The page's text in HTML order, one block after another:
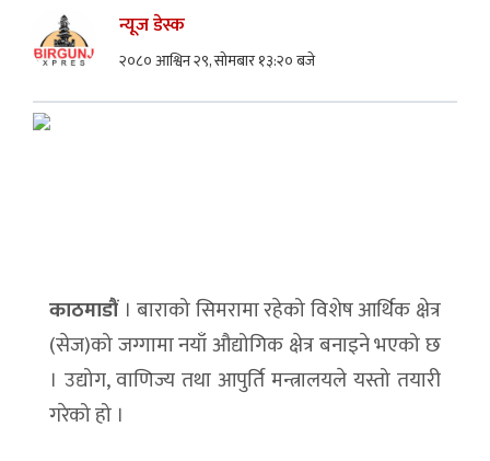
न्यूज डेस्क
२०८० आश्विन २९, सोमबार १३:२० बजे
काठमाडौं। बाराको सिमरामा रहेको विशेष आर्थिक क्षेत्र
(सेज)को जग्गामा नयाँ औद्योगिक क्षेत्र बनाइने भएको छ
। उद्योग, वाणिज्य तथा आपुर्ति मन्त्रालयले यस्तो तयारी
गरेको हो ।